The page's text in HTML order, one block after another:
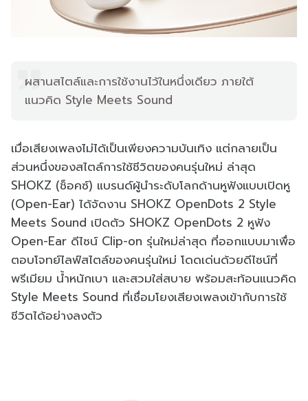
ผสานสไตล์และการใช้งานไว้ในหนึ่งเดียว ภายใต้
แนวคิด Style Meets Sound
เมื่อเสียงเพลงไม่ได้เป็นเพียงความบันเทิง แต่กลายเป็น
ส่วนหนึ่งของสไตล์การใช้ชีวิตของคนรุ่นใหม่ ล่าสุด
SHOKZ (ช็อคซ์) แบรนด์ผู้นำระดับโลกด้านหูฟังแบบเปิดหู
(Open-Ear) ได้จัดงาน SHOKZ OpenDots 2 Style
Meets Sound เปิดตัว SHOKZ OpenDots 2 หูฟัง
Open-Ear ดีไซน์ Clip-on รุ่นใหม่ล่าสุด ที่ออกแบบมาเพื่อ
ตอบโจทย์ไลฟ์สไตล์ของคนรุ่นใหม่ โดดเด่นด้วยดีไซน์ที่
พรีเมียม น้ำหนักเบา และสวมใส่สบาย พร้อมสะท้อนแนวคิด
Style Meets Sound ที่เชื่อมโยงเสียงเพลงเข้ากับการใช้
ชีวิตได้อย่างลงตัว